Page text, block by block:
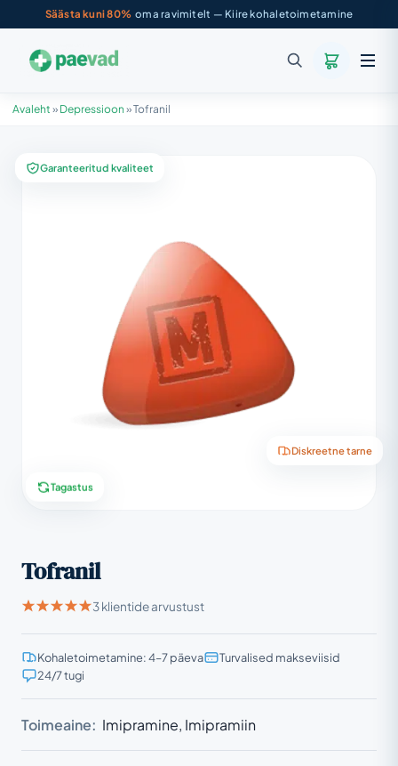
Säästa kuni 80% oma ravimitelt — Kiire kohaletoimetamine
Avaleht » Depressioon »Tofranil
Garanteeritud kvaliteet
Diskreetne tarne
Tagastus
Tofranil
3 klientide arvustust
Kohaletoimetamine: 4–7 päeva
Turvalised makseviisid
24/7 tugi
Toimeaine: Imipramine, Imipramiin